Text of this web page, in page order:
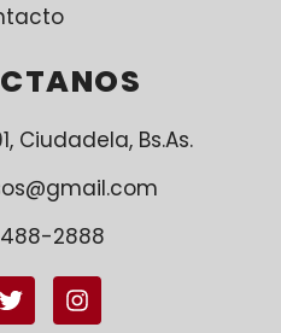
Ciudadela, Bs.As.
2888